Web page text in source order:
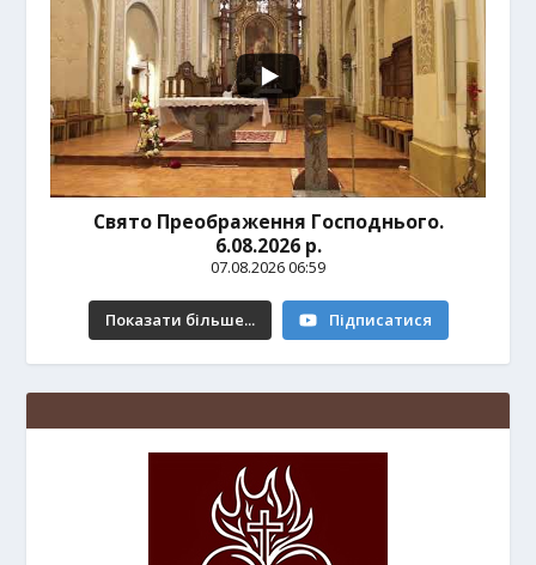
Свято Преображення Господнього.
6.08.2026 р.
07.08.2026 06:59
Показати більше... Підписатися